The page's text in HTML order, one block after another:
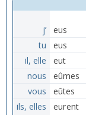
j’ eus
tu
eus
il, elle
eut
nous
eûmes
vous
eûtes
ils, elles
eurent